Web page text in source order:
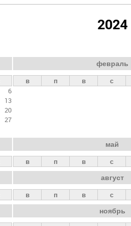
2024
6
13
20
27
февраль
в п в с
май
в п в с
август
в п в с
ноябрь